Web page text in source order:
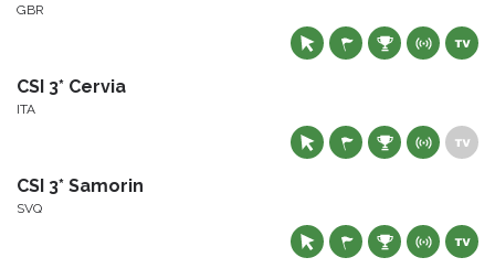
GBR
CSI 3* Cervia
ITA
CSI 3* Samorin
SVQ